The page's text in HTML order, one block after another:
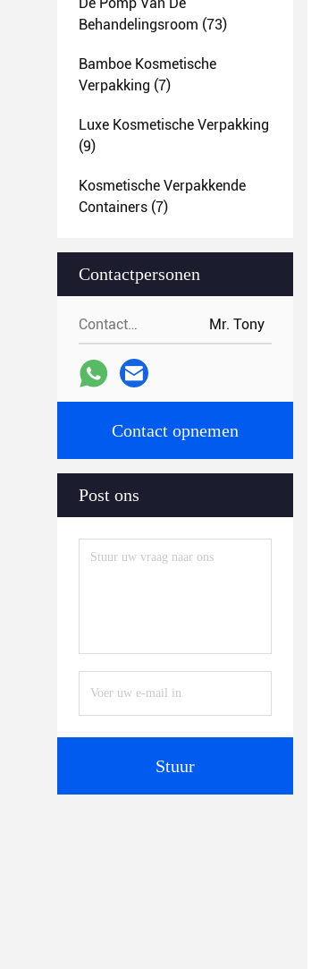
Behandelingsroom (73)
Bamboe Kosmetische
Verpakking (7)
Luxe Kosmetische Verpakking
(9)
Kosmetische Verpakkende
Containers (7)
Contactpersonen
Contactpersonen: Mr. Tony
Contact opnemen
Post ons
Stuur